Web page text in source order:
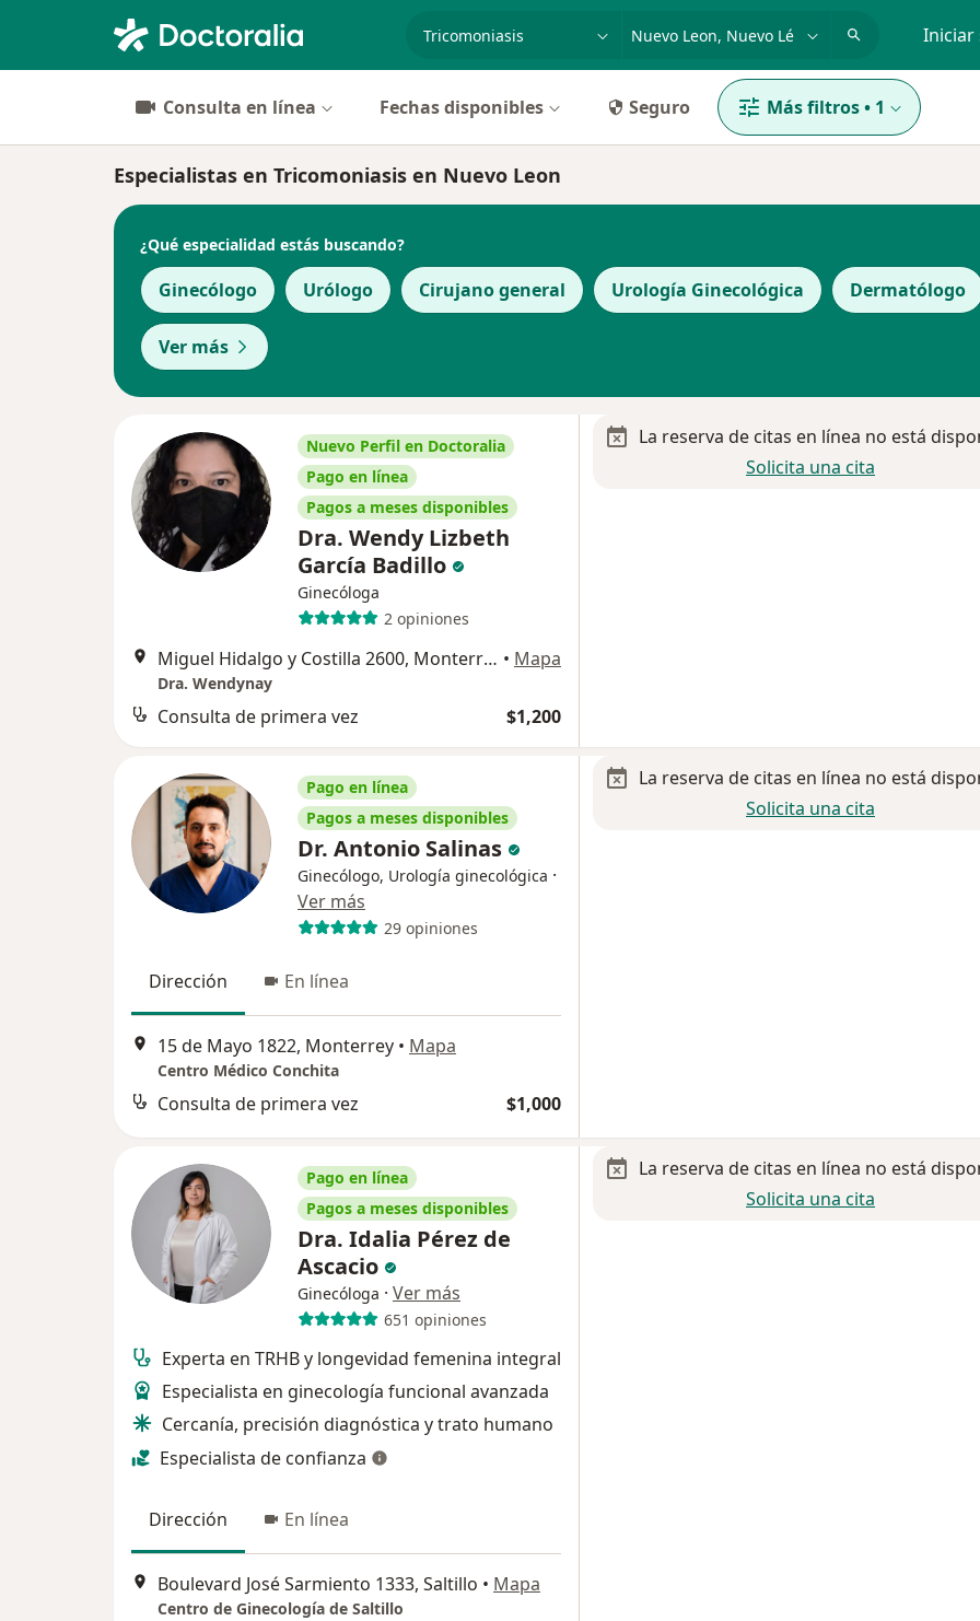
Iniciar
Consulta en línea Fechas disponibles Seguro Más filtros• 1
Especialistas en Tricomoniasis en Nuevo Leon
¿Qué especialidad estás buscando?
Ginecólogo Urólogo Cirujano general Urología Ginecológica Dermatólogo
Ver más
Nuevo Perfil en Doctoralia
Pago en línea
Pagos a meses disponibles
Dra. Wendy Lizbeth
García Badillo
Ginecóloga
2 opiniones
Miguel Hidalgo y Costilla 2600, Monterrey • Mapa
Dra. Wendynay
Consulta de primera vez $1,200
La reserva de citas en línea no está
Solicita una cita
Pago en línea
Pagos a meses disponibles
Dr. Antonio Salinas
Ginecólogo, Urología ginecológica ·
Ver más
29 opiniones
Dirección En línea
15 de Mayo 1822, Monterrey • Mapa
Centro Médico Conchita
Consulta de primera vez $1,000
La reserva de citas en línea no está
Solicita una cita
Pago en línea
Pagos a meses disponibles
Dra. Idalia Pérez de
Ascacio
Ginecóloga · Ver más
651 opiniones
Experta en TRHB y longevidad femenina integral
Especialista en ginecología funcional avanzada
Cercanía, precisión diagnóstica y trato humano
Especialista de confianza
Dirección En línea
Boulevard José Sarmiento 1333, Saltillo • Mapa
Centro de Ginecología de Saltillo
La reserva de citas en línea no está
Solicita una cita